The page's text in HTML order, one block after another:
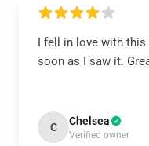
I fell in love with this
soon as I saw it.
C Chelsea
Verified owner